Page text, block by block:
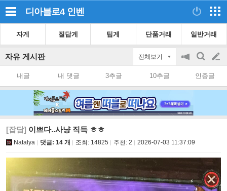
디아블로4 인벤
자게 질답게 팁게 단품거래 일반거래
자유 게시판 전체보기
공
on/off
검
색
글
쓰
내글 내 댓글 3추글 10추글 인증글
[잡담] 이쁘다..사냥 직득 ㅎㅎ
Natalya 댓글: 14 개 조회: 14825 추천: 2 2026-07-03 11:37:09